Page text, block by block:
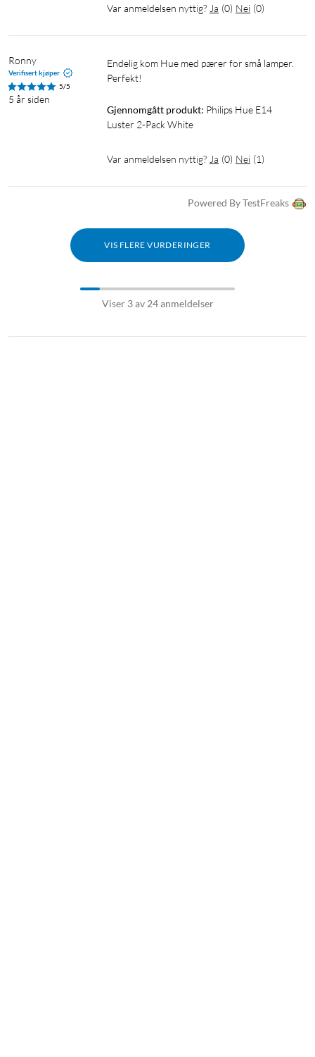
Var anmeldelsen nyttig? Ja (0) Nei (0)
Ronny
Verifisert kjøper
5/5
5 år siden
Endelig kom Hue med pærer for små lamper.
Perfekt!
Gjennomgått produkt: Philips Hue E14
Luster 2-Pack White
Var anmeldelsen nyttig? Ja (0) Nei (1)
Powered By TestFreaks
VIS FLERE VURDERINGER
Viser 3 av 24 anmeldelser